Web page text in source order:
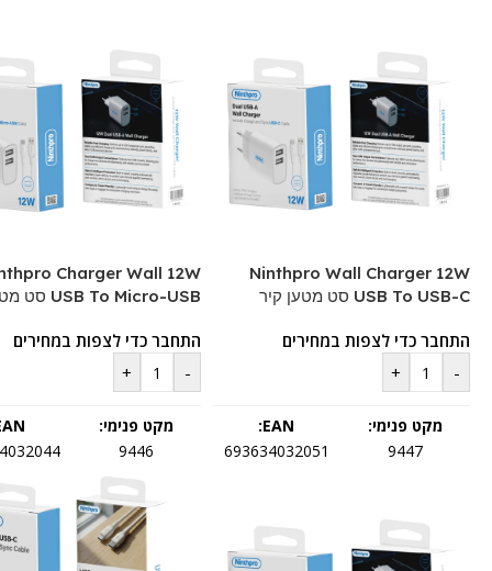
Ninthpro Wall Charger 12W
USB To USB-C סט מטען קיר
התחבר כדי לצפות במחירים
-
+
מקט פנימי:
9447
EAN:
693634032051
Charger Wall 12W
USB To Micro-USB סט מטען קיר
התחבר כדי לצפות במחירים
-
+
מקט פנימי:
9446